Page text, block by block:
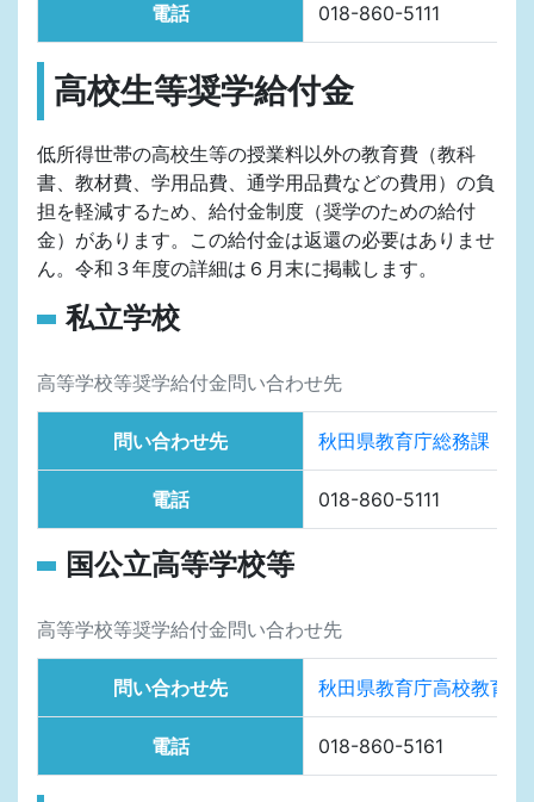
電話 018-860-5111
高校生等奨学給付金
低所得世帯の高校生等の授業料以外の教育費（教科
書、教材費、学用品費、通学用品費などの費用）の負
担を軽減するため、給付金制度（奨学のための給付
金）があります。この給付金は返還の必要はありませ
ん。令和３年度の詳細は６月末に掲載します。
私立学校
高等学校等奨学給付金問い合わせ先
問い合わせ先 秋田県教育庁総務課
電話 018-860-5111
国公立高等学校等
高等学校等奨学給付金問い合わせ先
問い合わせ先 秋田県教育庁高校教育課
電話 018-860-5161